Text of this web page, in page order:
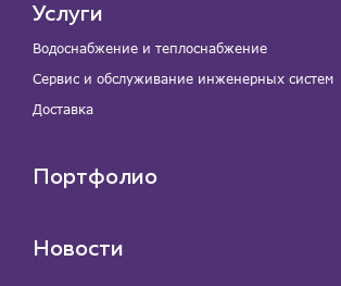
Услуги
Водоснабжение и теплоснабжение
Сервис и обслуживание инженерных систем
Доставка
Портфолио
Новости